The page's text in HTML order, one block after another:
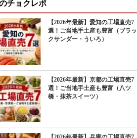
チョクレポ
【2026年最新】愛知の工場直売7
選！ご当地手土産も豊富（ブラッ
クサンダー・ういろ）
【2026年最新】京都の工場直売7
選！ご当地手土産も豊富（八ツ
橋・抹茶スイーツ）